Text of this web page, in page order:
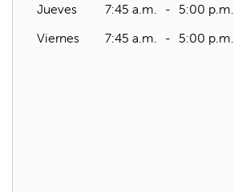
Jueves
7:45 a.m.
5:00 p.m.
Viernes
7:45 a.m. 5:00 p.m.